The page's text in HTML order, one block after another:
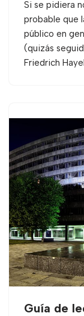
Si se pidiera
probable que
público en
(quizás
Friedrich
Guía de